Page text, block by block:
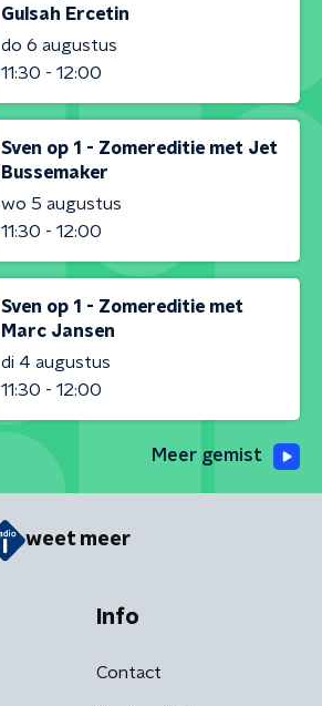
Gulsah Ercetin
do 6 augustus
11:30 - 12:00
Sven op 1 - Zomereditie met Jet
Bussemaker
wo 5 augustus
11:30 - 12:00
Sven op 1 - Zomereditie met
Marc Jansen
di 4 augustus
11:30 - 12:00
Meer gemist
weet meer
Info
Contact